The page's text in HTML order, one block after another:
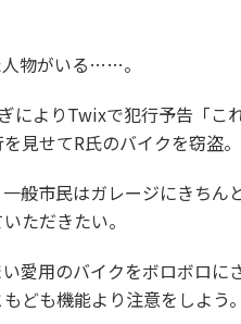
物がいる……。
によりTwixで犯行予告「こ
見せてR氏のバイクを窃盗。
般市民はガレージにきちん
ただきたい。
愛用のバイクをボロボロに
ども機能より注意をしよう。